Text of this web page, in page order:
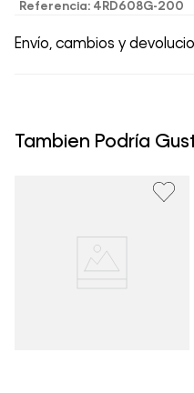
Referencia: 4RD608G-200
Envío, cambios y
un período de 30 días
clientes, no aceptamos
Tambien Podría